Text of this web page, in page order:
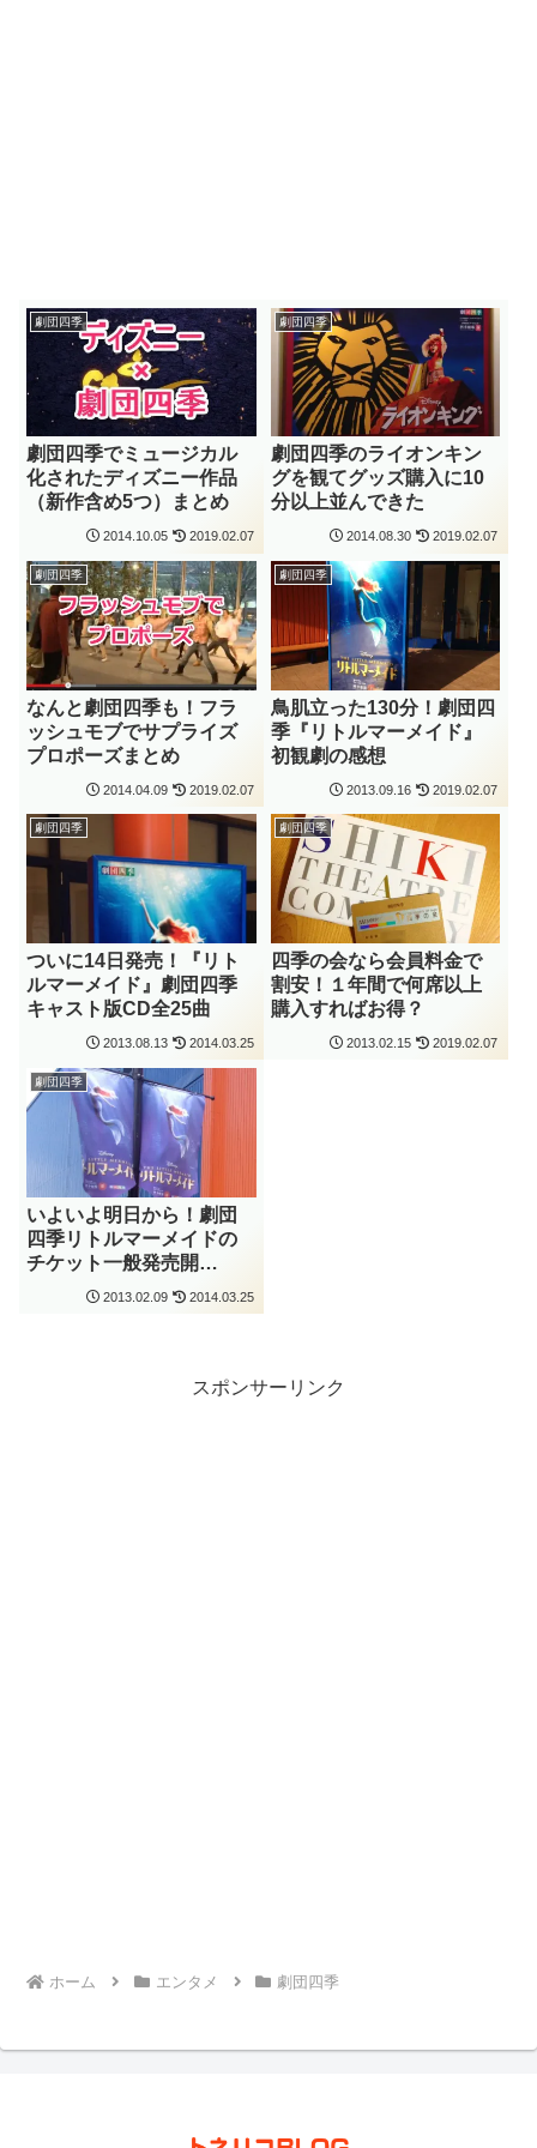
劇団四季
劇団四季でミュージカル
化されたディズニー作品
（新作含め5つ）まとめ
2014.10.05 2019.02.07
劇団四季
劇団四季のライオンキン
グを観てグッズ購入に10
分以上並んできた
2014.08.30 2019.02.07
劇団四季
なんと劇団四季も！フラ
ッシュモブでサプライズ
プロポーズまとめ
2014.04.09 2019.02.07
劇団四季
鳥肌立った130分！劇団四
季『リトルマーメイド』
初観劇の感想
2013.09.16 2019.02.07
劇団四季
ついに14日発売！『リト
ルマーメイド』劇団四季
キャスト版CD全25曲
2013.08.13 2014.03.25
劇団四季
四季の会なら会員料金で
割安！１年間で何席以上
購入すればお得？
2013.02.15 2019.02.07
劇団四季
いよいよ明日から！劇団
四季リトルマーメイドの
チケット一般発売開
2013.02.09 2014.03.25
スポンサーリンク
ホーム エンタメ 劇団四季